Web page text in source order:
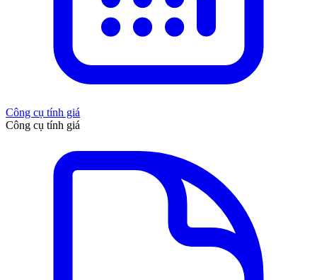
Công cụ tính giá
Công cụ tính giá